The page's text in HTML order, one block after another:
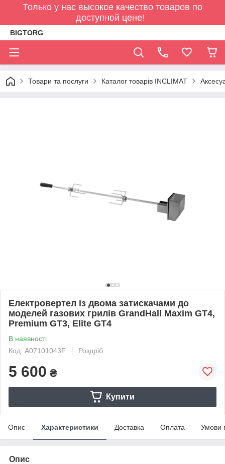
Только у нас высокое качество товаров по
доступной цене!
BIGTORG
Товари та послуги Каталог товарів INCLIMAT
Електровертел із двома затискачами до
моделей газових грилів GrandHall Maxim GT4,
Premium GT3, Elite GT4
В наявності
Код: А07101043F
Роздріб
5 600 ₴
Купити
Опис Характеристики Доставка Оплата Умови
Опис